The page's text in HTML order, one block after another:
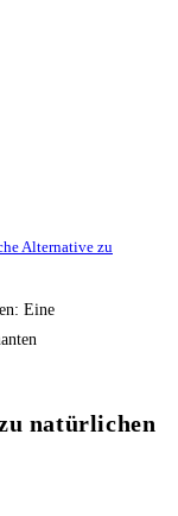
Alternative zu
natürlichen